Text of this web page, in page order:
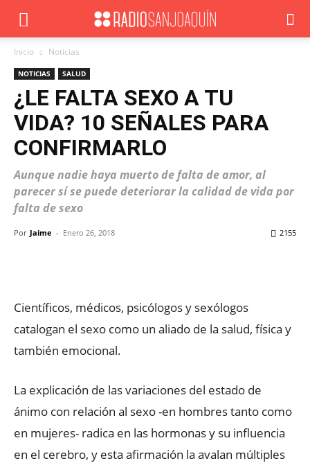
Inicio Noticias
NOTICIAS SALUD
¿LE FALTA SEXO A TU
VIDA? 10 SEÑALES PARA
CONFIRMARLO
Aunque nadie haya muerto de falta de amor, al
parecer sí se puede deteriorar la calidad de vida por
falta de sexo
Por Jaime - Enero 26, 2018 2155
Científicos, médicos, psicólogos y sexólogos
catalogan el sexo como un aliado de la salud, física y
también emocional.
La explicación de las variaciones del estado de
ánimo con relación al sexo -en hombres tanto como
en mujeres- radica en las hormonas y su influencia
en el cerebro, y esta afirmación la avalan múltiples